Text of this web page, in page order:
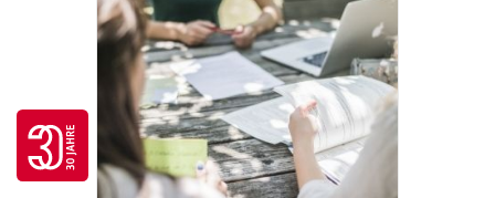
Go to 30 years FH JOANNEUM page